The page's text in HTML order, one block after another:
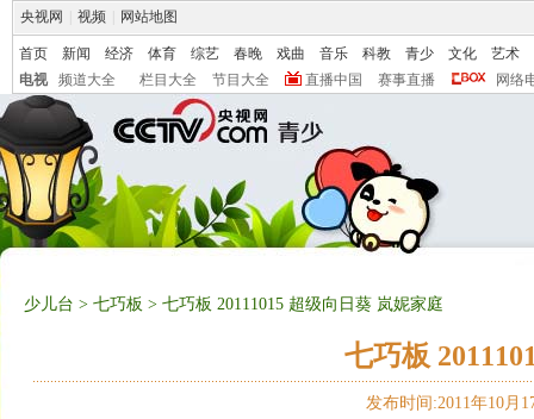
央视网 视频 网站地图
首页 新闻 经济 体育 综艺 春晚 戏曲 音乐 科教 青少 文化
艺术
电视
频道大全 栏目大全 节目大全 直播中国 赛事直播 网络
少儿台 > 七巧板 > 七巧板 20111015 超级向日葵 岚妮家庭
七巧板
发布时间:2011年10月